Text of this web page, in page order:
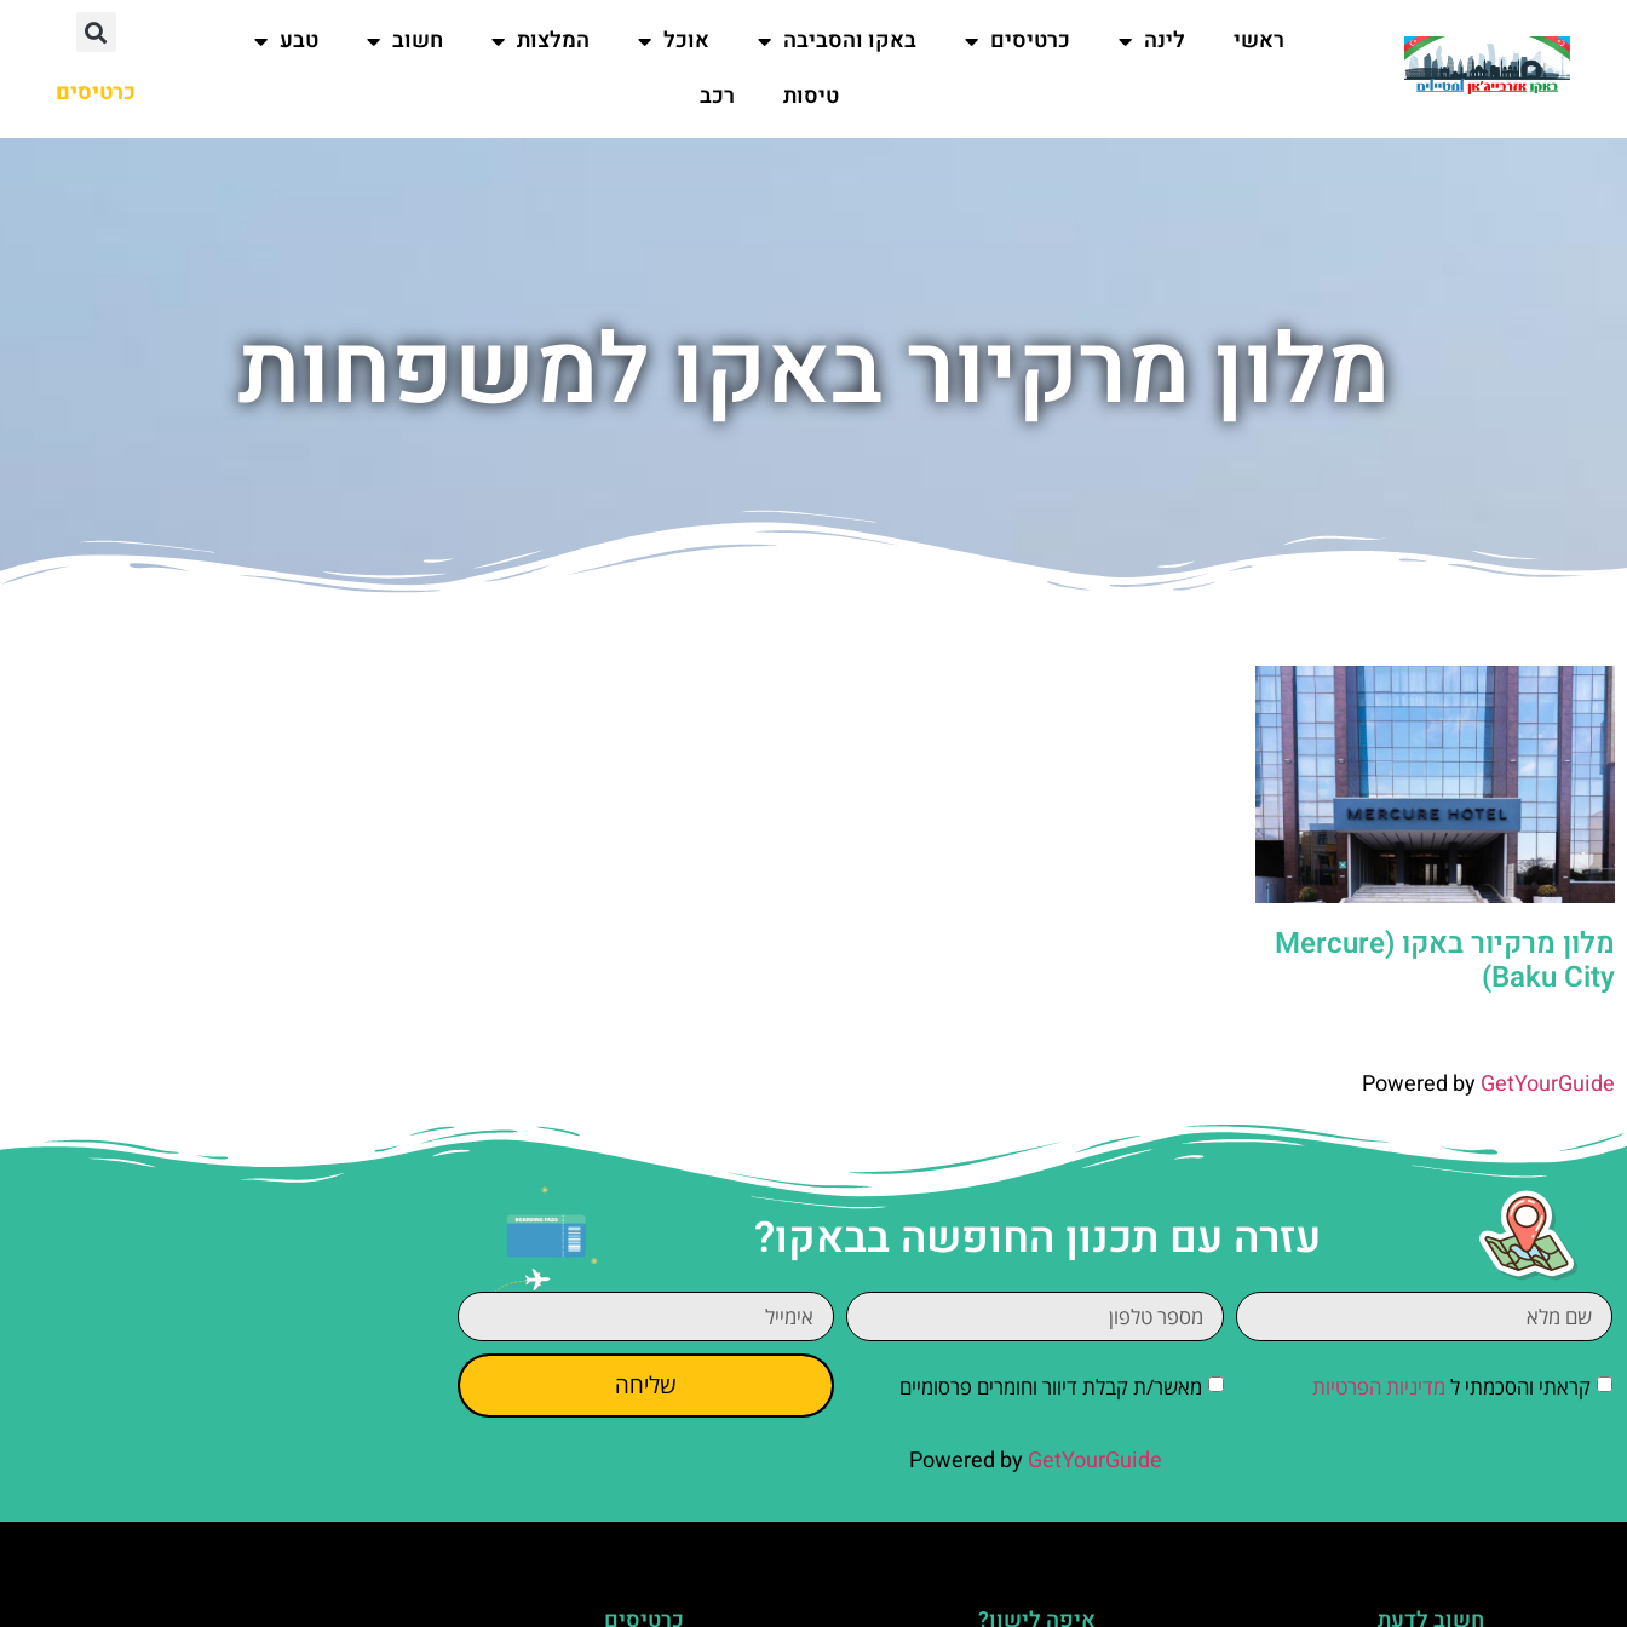
ראשי לינה כרטיסים באקו והסביבה אוכל המלצות חשוב
טבע
טיסות
רכב כרטיסים
מלון מרקיור באקו למשפחות
מלון מרקיור באקו (Mercure
Baku City)
Powered byGetYourGuide
עזרה עם תכנון החופשה בבאקו?
קראתי והסכמתי ל מדיניות הפרטיות מאשר/ת קבלת דיוור וחומרים פרסומיים שליחה
Powered by GetYourGuide